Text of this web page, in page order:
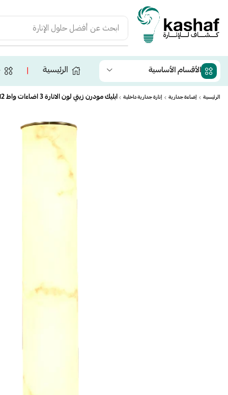
ابحث عن أفضل حلول الإنارة
الأقسام الأساسية الرئيسية ❘
الرئيسية إضاءة جدارية إنارة جدارية داخلية ابليك مودرن زيتي لون الانارة 3 اضاءات واط 12 مقاس 400 ملم